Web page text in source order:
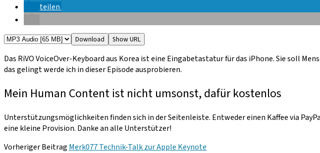
teilen
Download Show URL
Das RiVO VoiceOver-Keyboard aus Korea ist eine Eingabetastatur für das iPhone. Sie soll
das gelingt werde ich in dieser Episode ausprobieren.
Mein Human Content ist nicht umsonst, dafür kostenlos
Unterstützungsmöglichkeiten finden sich in der Seitenleiste. Entweder einen Kaffee via
eine kleine Provision. Danke an alle Unterstützer!
Vorheriger Beitrag Merk077 Technik-Talk zur Apple Keynote